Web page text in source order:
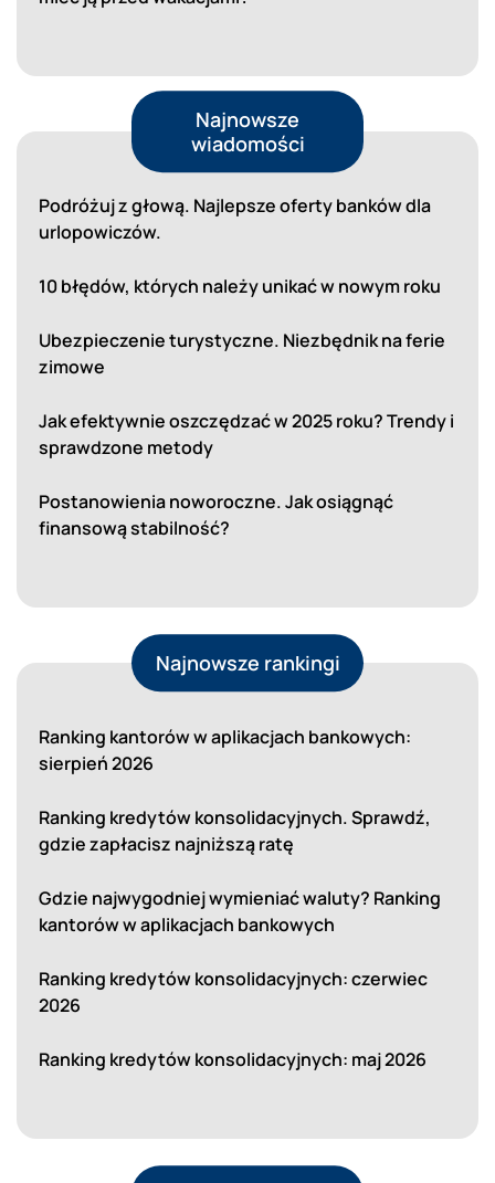
Najnowsze
wiadomości
Podróżuj z głową. Najlepsze oferty banków dla
urlopowiczów.
10 błędów, których należy unikać w nowym roku
Ubezpieczenie turystyczne. Niezbędnik na ferie
zimowe
Jak efektywnie oszczędzać w 2025 roku? Trendy i
sprawdzone metody
Postanowienia noworoczne. Jak osiągnąć
finansową stabilność?
Najnowsze rankingi
Ranking kantorów w aplikacjach bankowych:
sierpień 2026
Ranking kredytów konsolidacyjnych. Sprawdź,
gdzie zapłacisz najniższą ratę
Gdzie najwygodniej wymieniać waluty? Ranking
kantorów w aplikacjach bankowych
Ranking kredytów konsolidacyjnych: czerwiec
2026
Ranking kredytów konsolidacyjnych: maj 2026